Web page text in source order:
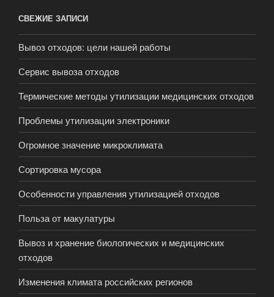
СВЕЖИЕ ЗАПИСИ
Вывоз отходов: цели нашей работы
Сервис вывоза отходов
Термические методы утилизации медицинских отходов
Проблемы утилизации электроники
Огромное значение микроклимата
Сортировка мусора
Особенности управления утилизацией отходов
Польза от макулатуры
Вывоз и хранение биологических и медицинских
отходов
Изменения климата российских регионов